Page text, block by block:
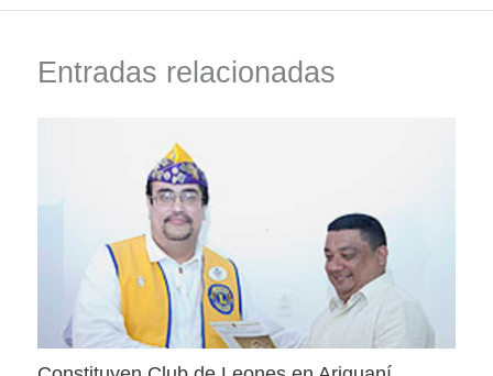
Entradas relacionadas